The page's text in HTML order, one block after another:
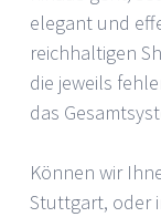
elegant und
reichhaltigen
die jeweils
das
Können wir
Stuttgart, oder